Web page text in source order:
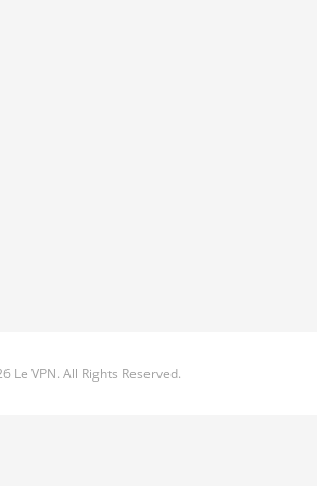
Le VPN. All Rights Reserved.